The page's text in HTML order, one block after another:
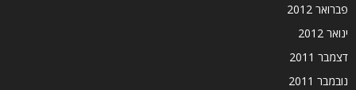
פברואר 2012
ינואר 2012
דצמבר 2011
נובמבר 2011